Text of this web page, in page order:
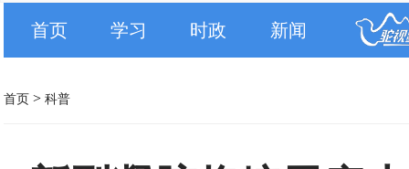
首页 学习 时政 新闻
首页 > 科普